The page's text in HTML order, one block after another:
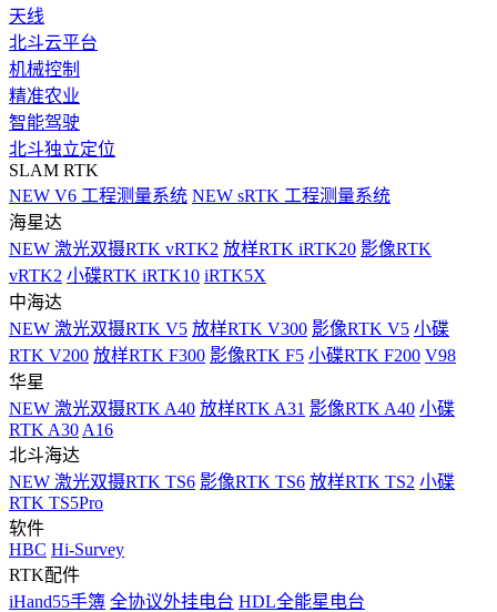
天线
北斗云平台
机械控制
精准农业
智能驾驶
北斗独立定位
SLAM RTK
NEW V6 工程测量系统 NEW sRTK 工程测量系统
海星达
NEW 激光双摄RTK vRTK2 放样RTK iRTK20 影像RTK
vRTK2 小碟RTK iRTK10 iRTK5X
中海达
NEW 激光双摄RTK V5 放样RTK V300 影像RTK V5 小碟
RTK V200 放样RTK F300 影像RTK F5 小碟RTK F200 V98
华星
NEW 激光双摄RTK A40 放样RTK A31 影像RTK A40 小碟
RTK A30 A16
北斗海达
NEW 激光双摄RTK TS6 影像RTK TS6 放样RTK TS2 小碟
RTK TS5Pro
软件
HBC Hi-Survey
RTK配件
iHand55手簿 全协议外挂电台 HDL全能星电台